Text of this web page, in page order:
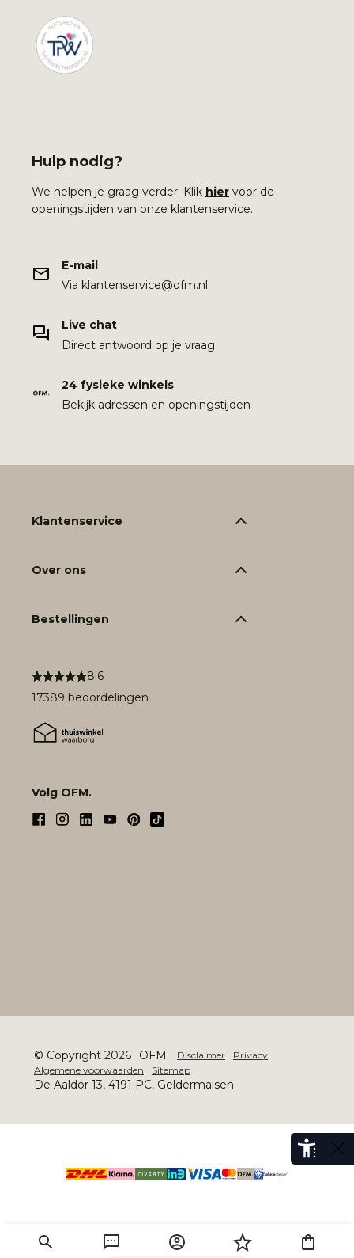
Hulp nodig?
We helpen je graag verder. Klik hier voor de
openingstijden van onze klantenservice.
E-mail
Via klantenservice@ofm.nl
Live chat
Direct antwoord op je vraag
24 fysieke winkels
Bekijk adressen en openingstijden
8.6
17389 beoordelingen
Volg OFM.
Klantenservice
Over ons
Bestellingen
© Copyright 2026 OFM. Disclaimer
Privacy
Algemene voorwaarden
Sitemap
De Aaldor 13, 4191 PC, Geldermalsen